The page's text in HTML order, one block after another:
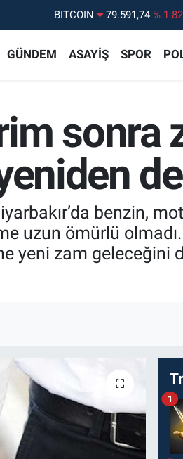
DOLAR 45,43620 %0.02
BITCOIN
79.591,74 %-1.82
GÜNDEM ASAYİŞ SPOR
sonra
benzin,
uzun ömürlü
yeni zam geleceğini
1